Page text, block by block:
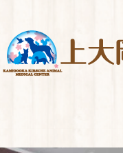
テ
ン
キ
ゲ
ー
に